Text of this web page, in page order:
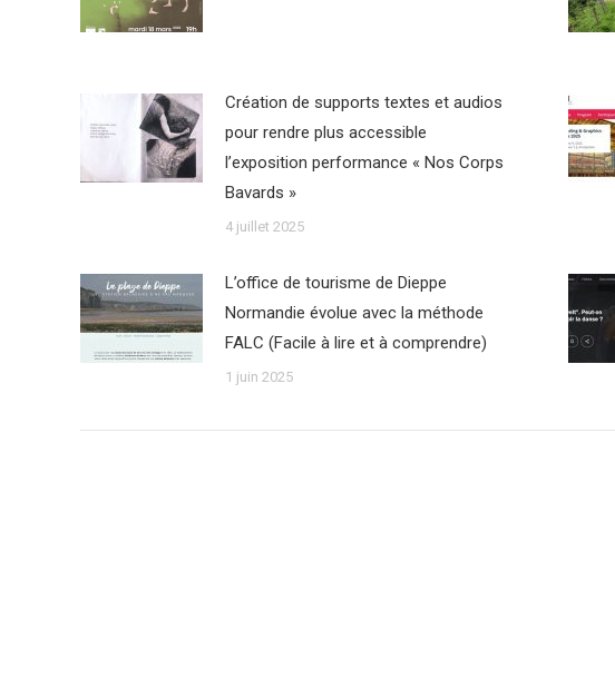
Création de supports textes et audios
pour rendre plus accessible
l’exposition performance « Nos Corps
Bavards »
4 juillet 2025
L’office de tourisme de Dieppe
Normandie évolue avec la méthode
FALC (Facile à lire et à comprendre)
1 juin 2025